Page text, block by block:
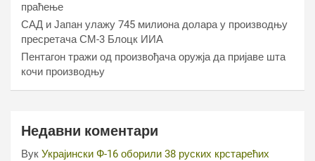
праћење
САД и Јапан улажу 745 милиона долара у производњу
пресретача СМ-3 Блоцк ИИА
Пентагон тражи од произвођача оружја да пријаве шта
кочи производњу
Недавни коментари
Вук Украјински Ф-16 оборили 38 руских крстарећих